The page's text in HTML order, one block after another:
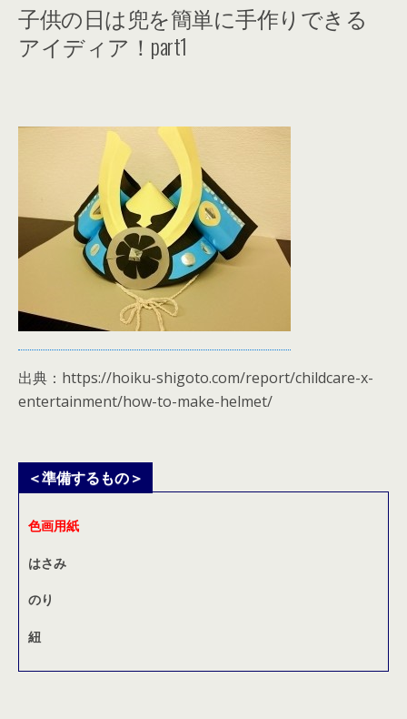
子供の日は兜を簡単に手作りできる
アイディア！part1
出典：https://hoiku-shigoto.com/report/childcare-x-
entertainment/how-to-make-helmet/
＜準備するもの＞
色画用紙
はさみ
のり
紐